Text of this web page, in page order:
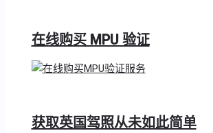
在线购买 MPU 验证
获取英国驾照从未如此简单